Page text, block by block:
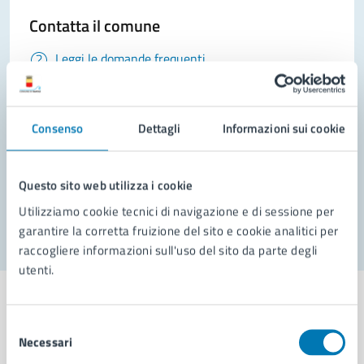
Consenso Dettagli Informazioni sui cookie
Questo sito web utilizza i cookie
Utilizziamo cookie tecnici di navigazione e di sessione per
garantire la corretta fruizione del sito e cookie analitici per
raccogliere informazioni sull'uso del sito da parte degli
utenti.
delNecessari
Contatta il comune
Leggi le domande frequenti
Prenota appuntamento